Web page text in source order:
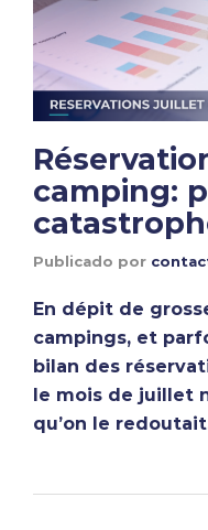
camping:
Publicado por
En dépit de
campings, et
bilan des
le mois de juillet
qu’on le